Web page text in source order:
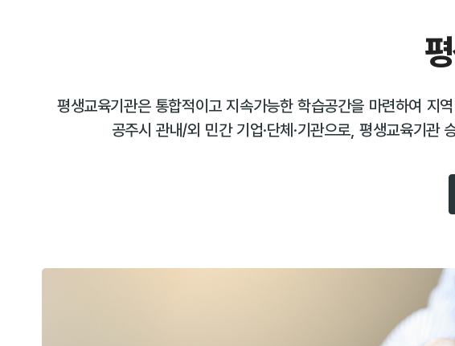
평생교육기관은 통합적이고 지속가능한 학습공간을 마련하여 지
공주시 관내/외 민간 기업·단체·기관으로, 평생교육기